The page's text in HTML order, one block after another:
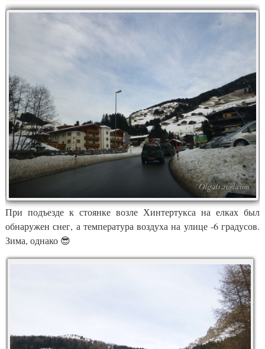
При подъезде к стоянке возле Хинтертукса на елках был
обнаружен снег, а температура воздуха на улице -6 градусов.
Зима, однако 😎